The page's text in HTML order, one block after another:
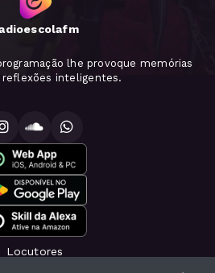
lhe provoque memórias
reflexões inteligentes.
Locutores